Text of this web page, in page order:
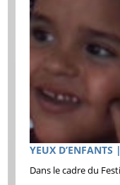
YEUX
Dans le cadre du